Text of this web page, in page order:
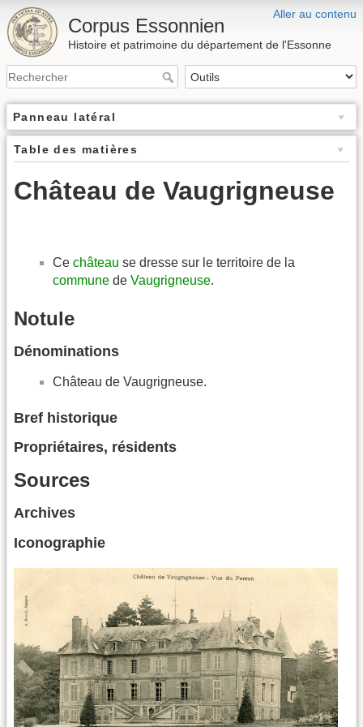
Aller au contenu
Corpus Essonnien
Histoire et patrimoine du département de l'Essonne
Panneau latéral
Table des matières
Château de Vaugrigneuse
Ce château se dresse sur le territoire de la
commune de Vaugrigneuse.
Notule
Dénominations
Château de Vaugrigneuse.
Bref historique
Propriétaires, résidents
Sources
Archives
Iconographie